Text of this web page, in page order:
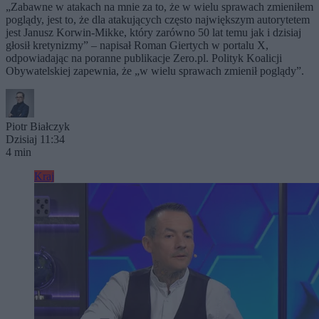
„Zabawne w atakach na mnie za to, że w wielu sprawach zmieniłem
poglądy, jest to, że dla atakujących często największym autorytetem
jest Janusz Korwin-Mikke, który zarówno 50 lat temu jak i dzisiaj
głosił kretynizmy” – napisał Roman Giertych w portalu X,
odpowiadając na poranne publikacje Zero.pl. Polityk Koalicji
Obywatelskiej zapewnia, że „w wielu sprawach zmienił poglądy”.
Piotr Białczyk
Dzisiaj 11:34
4 min
Kraj